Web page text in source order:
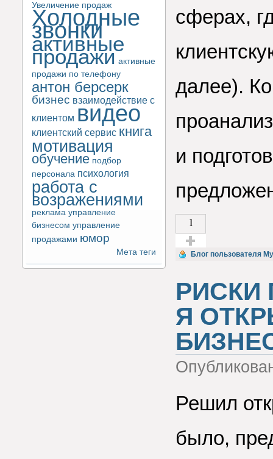
Увеличение продаж
Холодные
звонки
активные
продажи активные
продажи по телефону
антон берсерк
бизнес взаимодействие с
клиентом видео
клиентский сервис книга
мотивация
обучение подбор
персонала психология
работа с
возражениями
реклама управление
бизнесом управление
продажами юмор
Мета теги
сферах,
далее).
и
1
Голос за!
Блог пользователя
РИСКИ
Я
Решил
было,